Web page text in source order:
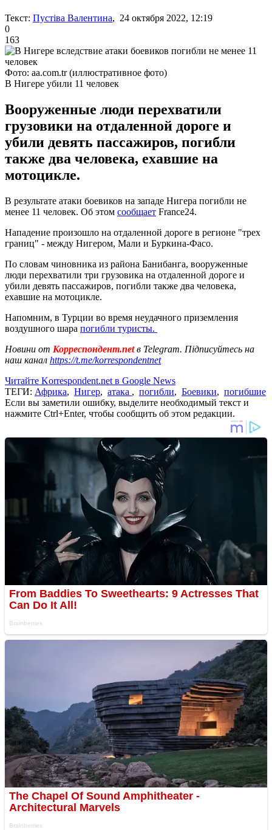
Текст: Пустіва Валентина, 24 октября 2022, 12:19
0
163
Фото: aa.com.tr (иллюстративное фото)
В Нигере убили 11 человек
Вооруженные люди перехватили
грузовики на отдаленной дороге и
убили девять пассажиров, погибли
также два человека, ехавшие на
мотоцикле.
В результате атаки боевиков на западе Нигера погибли не
менее 11 человек. Об этом сообщает France24.
Нападение произошло на отдаленной дороге в регионе "трех
границ" - между Нигером, Мали и Буркина-Фасо.
По словам чиновника из района Банибанга, вооруженные
люди перехватили три грузовика на отдаленной дороге и
убили девять пассажиров, погибли также два человека,
ехавшие на мотоцикле.
Напомним, в Турции во время неудачного приземления
воздушного шара погибли туристы.
Новини от Корреспондент.netв Telegram. Підписуйтесь на
наш канал https://t.me/korrespondentnet
Читайте Korrespondent.net в Google News
ТЕГИ: Африка, Нигер, атака , погибли, Боевики, погибшие
Если вы заметили ошибку, выделите необходимый текст и
нажмите Ctrl+Enter, чтобы сообщить об этом редакции.